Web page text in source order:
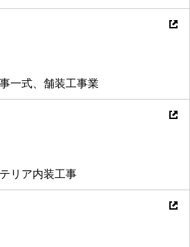
一式、舗装工事業
リア内装工事